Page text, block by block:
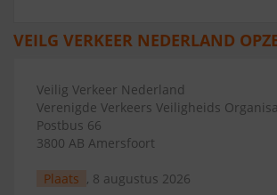
VEILG VERKEER NEDERLAND
Veilig Verkeer Nederland
Verenigde Verkeers Veiligheids
Postbus 66
3800 AB Amersfoort
Plaats , 8 augustus 2026